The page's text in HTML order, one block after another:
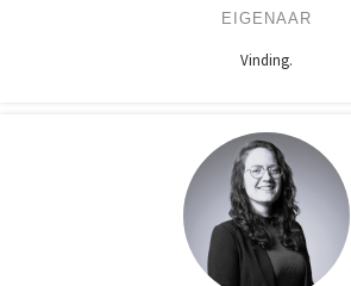
EIGENAAR
Vinding.